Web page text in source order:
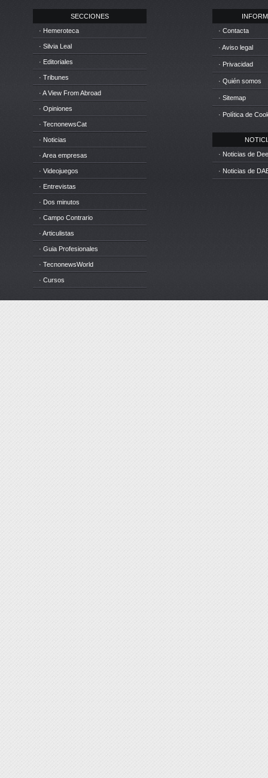
SECCIONES
· Hemeroteca
· Silvia Leal
· Editoriales
· Tribunes
· A View From Abroad
· Opiniones
· TecnonewsCat
· Noticias
· Area empresas
· Videojuegos
· Entrevistas
· Dos minutos
· Campo Contrario
· Articulistas
· Guia Profesionales
· TecnonewsWorld
· Cursos
· Contacta
· Aviso legal
· Privacidad
· Quién somos
· Sitemap
· Política de
· Noticias de
· Noticias de